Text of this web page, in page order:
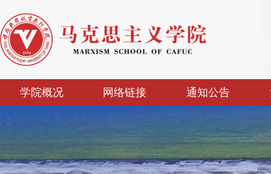
学院概况 网络链接 通知公告